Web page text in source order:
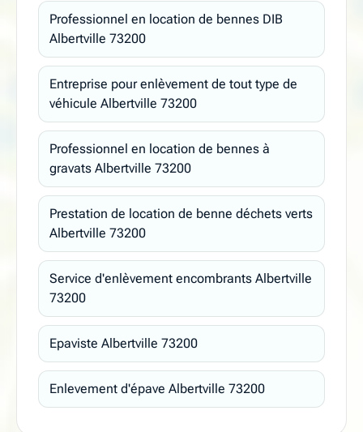
Professionnel en location de bennes DIB
Albertville 73200
Entreprise pour enlèvement de tout type de
véhicule Albertville 73200
Professionnel en location de bennes à
gravats Albertville 73200
Prestation de location de benne déchets verts
Albertville 73200
Service d'enlèvement encombrants Albertville
73200
Epaviste Albertville 73200
Enlevement d'épave Albertville 73200